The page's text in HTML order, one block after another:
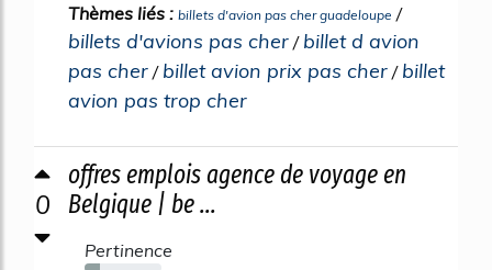
Thèmes liés : billets d'avion pas cher guadeloupe /
billets d'avions pas cher / billet d avion
pas cher / billet avion prix pas cher / billet
avion pas trop cher
0
offres emplois agence de voyage en
Belgique | be ...
Pertinence